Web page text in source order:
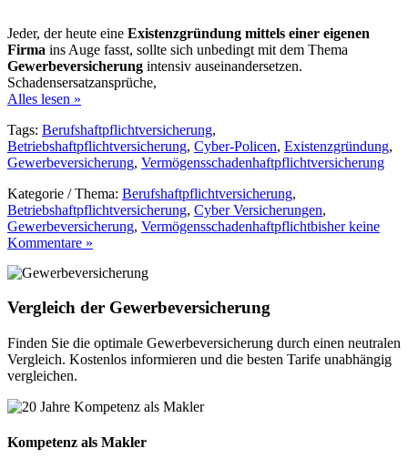
Jeder, der heute eine Existenzgründung mittels einer eigenen
Firma ins Auge fasst, sollte sich unbedingt mit dem Thema
Gewerbeversicherung intensiv auseinandersetzen.
Schadensersatzansprüche,
Alles lesen »
Tags: Berufshaftpflichtversicherung,
Betriebshaftpflichtversicherung, Cyber-Policen, Existenzgründung,
Gewerbeversicherung, Vermögensschadenhaftpflichtversicherung
Kategorie / Thema: Berufshaftpflichtversicherung,
Betriebshaftpflichtversicherung, Cyber Versicherungen,
Gewerbeversicherung, Vermögensschadenhaftpflichtbisher keine
Kommentare »
Vergleich der Gewerbeversicherung
Finden Sie die optimale Gewerbeversicherung durch einen neutralen
Vergleich. Kostenlos informieren und die besten Tarife unabhängig
vergleichen.
Kompetenz als Makler